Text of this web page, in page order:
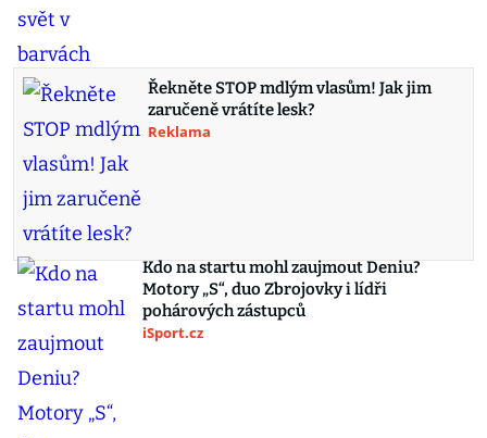
Řekněte STOP mdlým vlasům! Jak jim
zaručeně vrátíte lesk?
Reklama
Kdo na startu mohl zaujmout Deniu?
Motory „S“, duo Zbrojovky i lídři
pohárových zástupců
iSport.cz